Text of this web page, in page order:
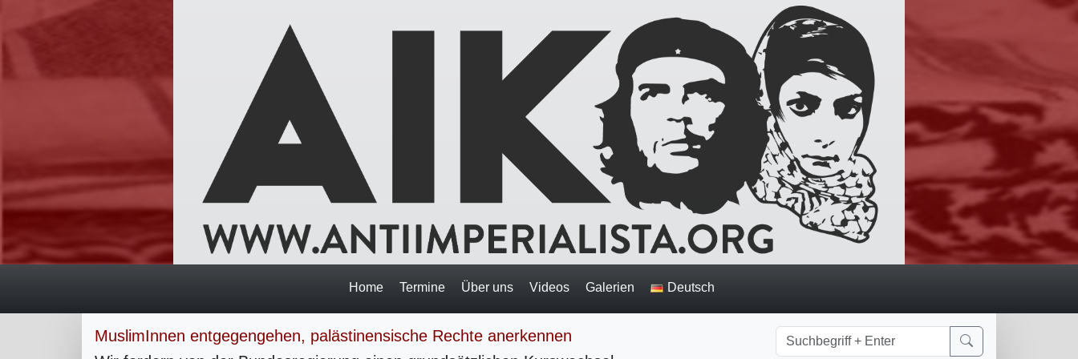
Home Termine Über uns Videos Galerien Deutsch
MuslimInnen entgegengehen, palästinensische Rechte anerkennen